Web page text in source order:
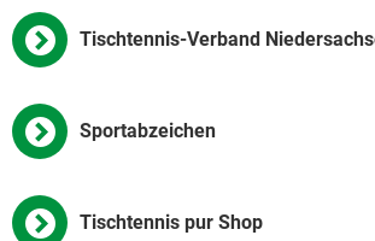
Tischtennis-Verband
Sportabzeichen
Tischtennis pur Shop